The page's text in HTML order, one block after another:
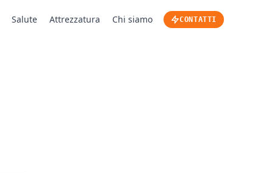
Salute Attrezzatura Chi siamo CONTATTI